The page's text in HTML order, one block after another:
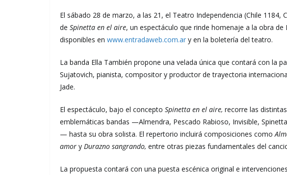
El sábado 28 de marzo, a las 21, el Teatro Independencia (Chile 1184,
de Spinetta en el aire, un espectáculo que rinde homenaje a la obra
disponibles en www.entradaweb.com.ar y en la boletería del teatro.
La banda Ella También propone una velada única que contará con la
Sujatovich, pianista, compositor y productor de trayectoria
Jade.
El espectáculo, bajo el concepto Spinetta en el aire, recorre las
emblemáticas bandas —Almendra, Pescado Rabioso, Invisible,
— hasta su obra solista. El repertorio incluirá composiciones como
amor y Durazno sangrando, entre otras piezas fundamentales del
La propuesta contará con una puesta escénica original e